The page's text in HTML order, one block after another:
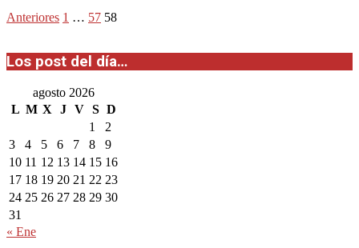
Paginación
entradas
Anteriores 1 … 57 58
Los post del día…
agosto 2026
L M X J V S D
1
2
3
4 5 6 7 8
9
10 11 12 13 14 15 16
17 18 19 20 21 22 23
24 25 26 27 28 29 30
31
« Ene